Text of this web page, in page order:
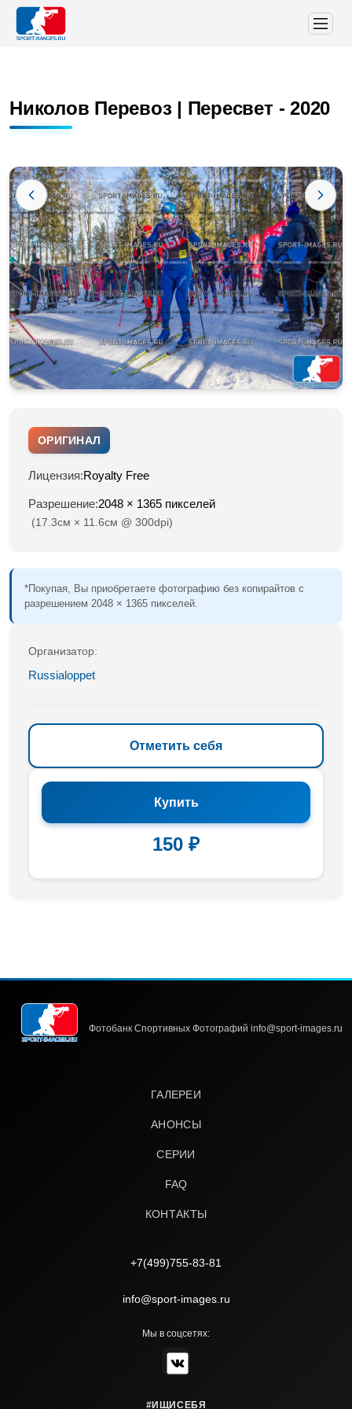
Николов Перевоз | Пересвет - 2020
ОРИГИНАЛ
Лицензия:Royalty Free
Разрешение:2048 × 1365 пикселей
(17.3см × 11.6см @ 300dpi)
*Покупая, Вы приобретаете фотографию без копирайтов с
разрешением 2048 × 1365 пикселей.
Организатор:
Russialoppet
Отметить себя
Купить
150 ₽
Фотобанк Спортивных Фотографий info@sport-images.ru
ГАЛЕРЕИ
АНОНСЫ
СЕРИИ
FAQ
КОНТАКТЫ
+7(499)755-83-81
info@sport-images.ru
Мы в соцсетях:
#ИЩИСЕБЯ